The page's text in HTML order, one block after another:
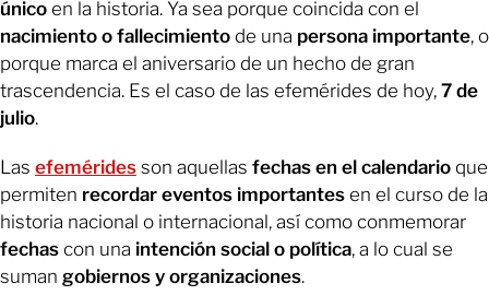
único en la historia. Ya sea porque coincida con el
nacimiento o fallecimiento de una persona importante, o
porque marca el aniversario de un hecho de gran
trascendencia. Es el caso de las efemérides de hoy, 7 de
julio.
Las efemérides son aquellas fechas en el calendario que
permiten recordar eventos importantes en el curso de la
historia nacional o internacional, así como conmemorar
fechas con una intención social o política, a lo cual se
suman gobiernos y organizaciones.